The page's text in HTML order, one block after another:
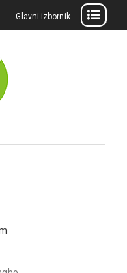
Glavni izbornik